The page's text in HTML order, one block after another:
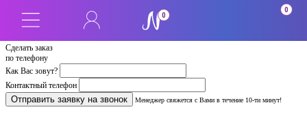
Сделать заказ
по телефону
Как Вас зовут?
Контактный телефон
Менеджер свяжется с Вами в течение 10-ти минут!
0
0